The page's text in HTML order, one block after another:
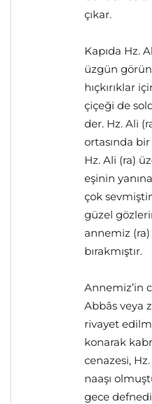
çıkar.
Kapıda Hz.
üzgün
hıçkırıklar
çiçeği de
der. Hz. Ali
ortasında
Hz. Ali (ra)
eşinin
çok
güzel
annemiz
bırakmıştır.
Annemiz’in
Abbâs veya
rivayet
konarak
cenazesi,
naaşı
gece